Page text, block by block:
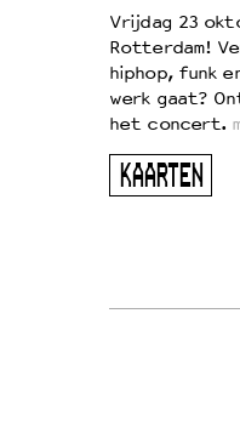
Vrijdag 23
Rotterdam!
hiphop, funk
werk gaat?
het concert.
KAARTEN